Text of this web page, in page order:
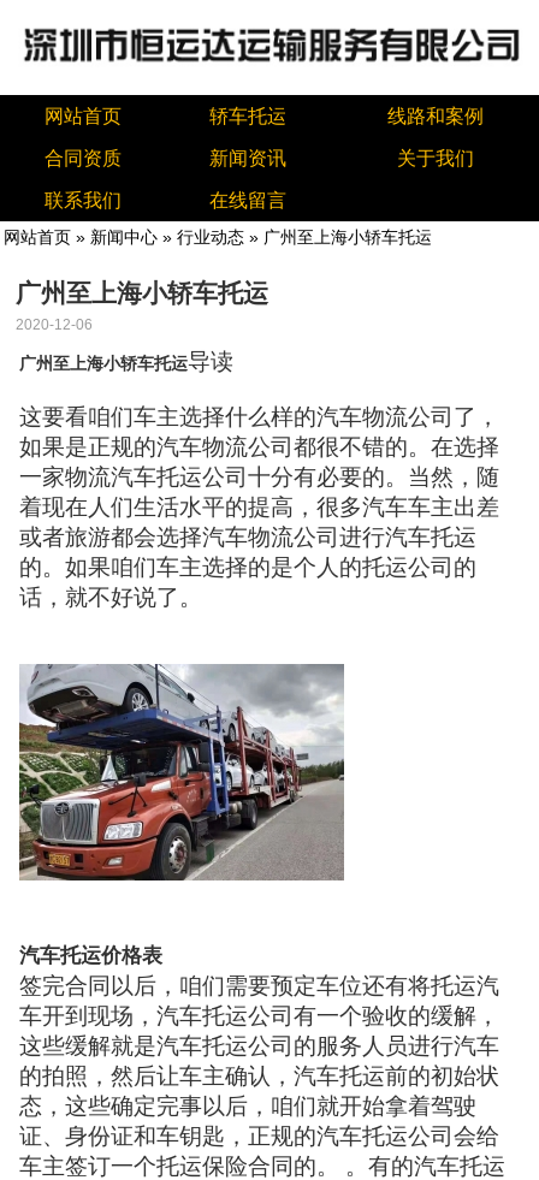
网站首页 轿车托运 线路和案例
合同资质 新闻资讯 关于我们
联系我们 在线留言
网站首页 » 新闻中心 » 行业动态 » 广州至上海小轿车托运
广州至上海小轿车托运
2020-12-06
广州至上海小轿车托运导读
这要看咱们车主选择什么样的汽车物流公司了，
如果是正规的汽车物流公司都很不错的。在选择
一家物流汽车托运公司十分有必要的。当然，随
着现在人们生活水平的提高，很多汽车车主出差
或者旅游都会选择汽车物流公司进行汽车托运
的。如果咱们车主选择的是个人的托运公司的
话，就不好说了。
汽车托运价格表
签完合同以后，咱们需要预定车位还有将托运汽
车开到现场，汽车托运公司有一个验收的缓解，
这些缓解就是汽车托运公司的服务人员进行汽车
的拍照，然后让车主确认，汽车托运前的初始状
态，这些确定完事以后，咱们就开始拿着驾驶
证、身份证和车钥匙，正规的汽车托运公司会给
车主签订一个托运保险合同的。 。有的汽车托运